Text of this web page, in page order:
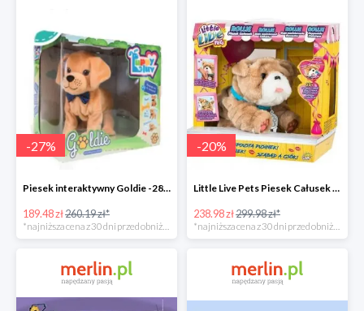
-27%
Piesek interaktywny Goldie -28%
189.48 zł260.19 zł*
-20%
Little Live Pets Piesek Całusek Rollie -21%
238.98 zł299.98 zł*